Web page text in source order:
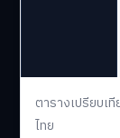
ตารางเปรียบเ
ไทย